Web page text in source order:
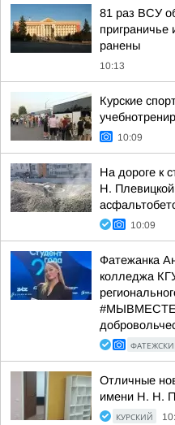
81 раз ВСУ
приграничье
ранены
10:13
Курские
10:09
На дороге к
Н.
10:09
Фатежанка
колледжа
#МЫВМЕСТЕ
Отличные
имени Н. Н.
КУРСКИЙ